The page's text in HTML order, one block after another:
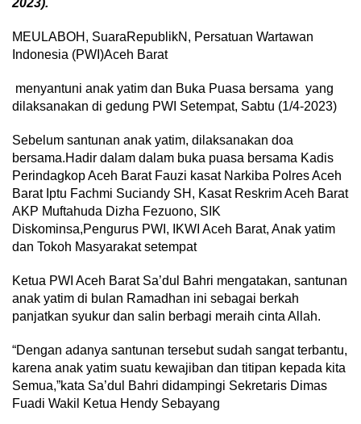
2023).
MEULABOH, SuaraRepublikN, Persatuan Wartawan
Indonesia (PWI)Aceh Barat
menyantuni anak yatim dan Buka Puasa bersama yang
dilaksanakan di gedung PWI Setempat, Sabtu (1/4-2023)
Sebelum santunan anak yatim, dilaksanakan doa
bersama.Hadir dalam dalam buka puasa bersama Kadis
Perindagkop Aceh Barat Fauzi kasat Narkiba Polres Aceh
Barat Iptu Fachmi Suciandy SH, Kasat Reskrim Aceh Barat
AKP Muftahuda Dizha Fezuono, SIK
Diskominsa,Pengurus PWI, IKWI Aceh Barat, Anak yatim
dan Tokoh Masyarakat setempat
Ketua PWI Aceh Barat Sa’dul Bahri mengatakan, santunan
anak yatim di bulan Ramadhan ini sebagai berkah
panjatkan syukur dan salin berbagi meraih cinta Allah.
“Dengan adanya santunan tersebut sudah sangat terbantu,
karena anak yatim suatu kewajiban dan titipan kepada kita
Semua,”kata Sa’dul Bahri didampingi Sekretaris Dimas
Fuadi Wakil Ketua Hendy Sebayang